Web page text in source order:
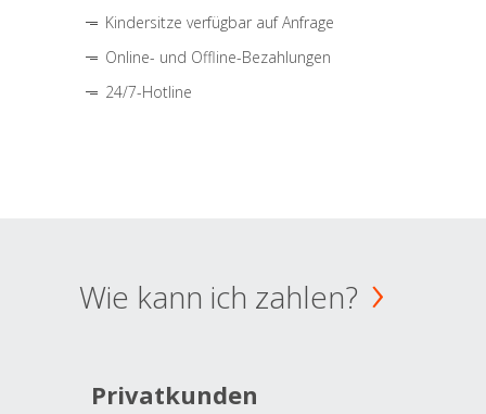
Kindersitze verfügbar auf Anfrage
Online- und Offline-Bezahlungen
24/7-Hotline
Wie kann ich zahlen?
Privatkunden